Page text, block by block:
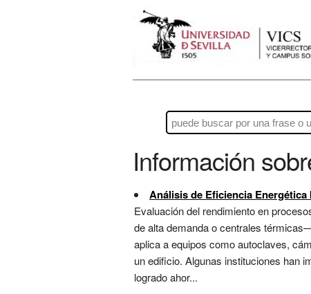
Información
Análisis de Eficiencia Energética
Evaluación del rendimiento en
de alta demanda o centrales
aplica a equipos como autoclaves,
un edificio. Algunas instituciones han
logrado ahor...